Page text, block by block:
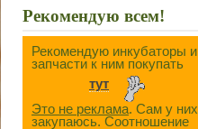
Рекомендую всем!
Рекомендую инкубаторы и
запчасти к ним покупать
тут
Это не реклама. Сам у них
закупаюсь. Соотношение